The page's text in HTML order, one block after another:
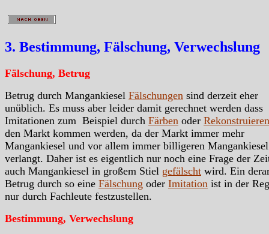
3. Bestimmung, Fälschung, Verwechslung
Fälschung, Betrug
Betrug durch Mangankiesel Fälschungen sind derzeit eher
unüblich. Es muss aber leider damit gerechnet werden dass
Imitationen zum Beispiel durch Färben oder Rekonstruieren
den Markt kommen werden, da der Markt immer mehr
Mangankiesel und vor allem immer billigeren Mangankiesel
verlangt. Daher ist es eigentlich nur noch eine Frage der
auch Mangankiesel in großem Stiel gefälscht wird. Ein
Betrug durch so eine Fälschung oder Imitation ist in der
nur durch Fachleute festzustellen.
Bestimmung, Verwechslung